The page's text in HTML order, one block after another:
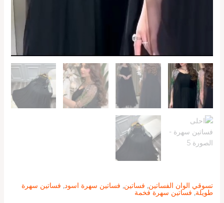
تسوقي الوان الفساتين, فساتين, فساتين سهرة اسود, فساتين سهرة
طويلة, فساتين سهرة فخمة